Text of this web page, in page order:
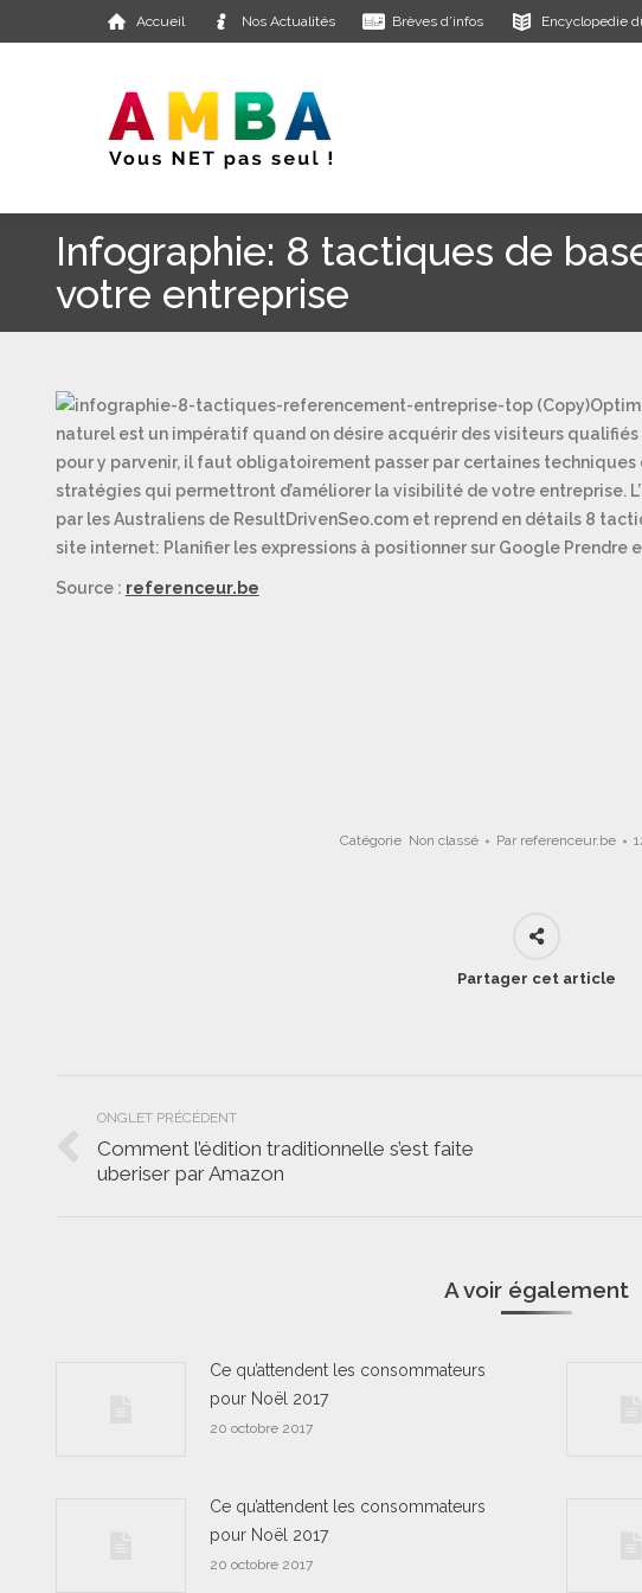
Accueil Nos Actualités Brèves d’infos Encyclopedie
Infographie: 8 tactiques de
votre entreprise
naturel est un impératif quand on désire acquérir des visiteurs
pour y parvenir, il faut obligatoirement passer par certaines
stratégies qui permettront d’améliorer la visibilité de votre entreprise.
par les Australiens de ResultDrivenSeo.com et reprend en détails 8
site internet: Planifier les expressions à positionner sur Google Prendre
Source : referenceur.be
Catégorie Non classé Par referenceur.be
Partager cet article
Navigation
de
commentaire
ONGLET PRÉCÉDENT
Onglet
précédent
Comment l’édition traditionnelle s’est faite
uberiser par Amazon
A voir également
Ce qu’attendent les consommateurs
pour Noël 2017
20 octobre 2017
Ce qu’attendent les consommateurs
pour Noël 2017
20 octobre 2017